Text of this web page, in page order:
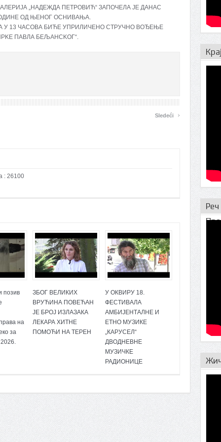
„НАДЕЖДА ПЕТРОВИЋ“ ЗАПОЧЕЛА ЈЕ ДАНАС
ОД ЊЕНОГ ОСНИВАЊА.
У 13 ЧАСОВА БИЋЕ УПРИЛИЧЕНО СТРУЧНО ВОЂЕЊЕ
ПАВЛА БЕЉАНСKОГ“.
Sledeći ›
: 26100
позив
на
за
2026.
ЗБОГ ВЕЛИКИХ
ВРУЋИНА ПОВЕЋАН
ЈЕ БРОЈ ИЗЛАЗАКА
ЛЕКАРА ХИТНЕ
ПОМОЋИ НА ТЕРЕН
У ОКВИРУ 18.
ФЕСТИВАЛА
АМБИЈЕНТАЛНЕ И
ЕТНО МУЗИКЕ
„КАРУСЕЛ“
ДВОДНЕВНЕ
МУЗИЧКЕ
РАДИОНИЦЕ